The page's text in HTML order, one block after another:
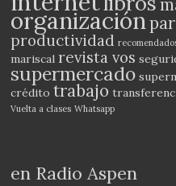
organización
productividad
mariscal revista vos
supermercado
crédito trabajo
Vuelta a clases Whatsapp
en Radio Aspen